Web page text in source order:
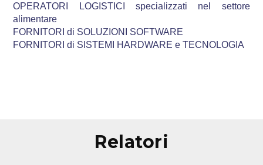
OPERATORI LOGISTICI specializzati nel settore
alimentare
FORNITORI di SOLUZIONI SOFTWARE
FORNITORI di SISTEMI HARDWARE e TECNOLOGIA
relatori